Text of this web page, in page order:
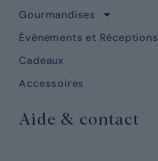
Gourmandises
Évènements et Réceptions
Cadeaux
Accessoires
Aide & contact